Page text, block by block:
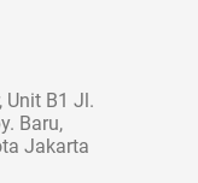
Unit B1 Jl.
Baru,
Jakarta